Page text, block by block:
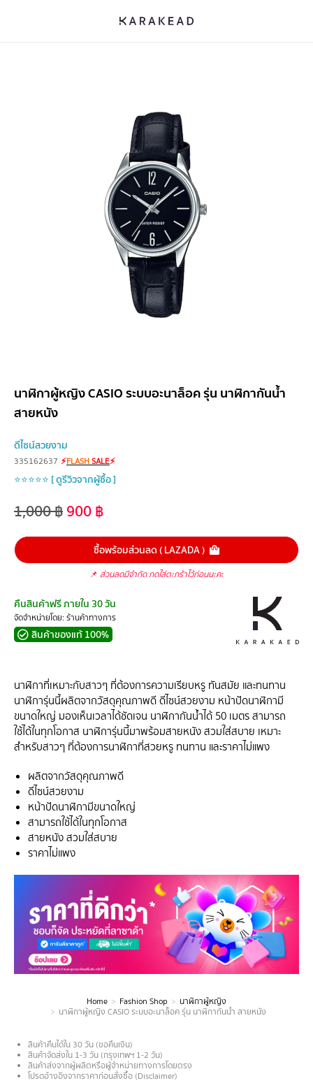
นาฬิกาผู้หญิง CASIO ระบบอะนาล็อค รุ่น นาฬิกากันน้ำ
สายหนัง
ดีไซน์สวยงาม
335162637 ⚡FLASHSALE⚡
⭐⭐⭐⭐⭐ [ ดูรีวิวจากผู้ซื้อ ]
1,000฿900฿
ซื้อพร้อมส่วนลด ( LAZADA )
📌 ส่วนลดมีจำกัด กดใส่ตะกร้าไว้ก่อนนะคะ
คืนสินค้าฟรี ภายใน 30 วัน
จัดจำหน่ายโดย: ร้านค้าทางการ
สินค้าของแท้ 100%
นาฬิกาที่เหมาะกับสาวๆ ที่ต้องการความเรียบหรู ทันสมัย และทนทาน
นาฬิการุ่นนี้ผลิตจากวัสดุคุณภาพดี ดีไซน์สวยงาม หน้าปัดนาฬิกามี
ขนาดใหญ่ มองเห็นเวลาได้ชัดเจน นาฬิกากันน้ำได้ 50 เมตร สามารถ
ใช้ได้ในทุกโอกาส นาฬิการุ่นนี้มาพร้อมสายหนัง สวมใส่สบาย เหมาะ
สำหรับสาวๆ ที่ต้องการนาฬิกาที่สวยหรู ทนทาน และราคาไม่แพง
ผลิตจากวัสดุคุณภาพดี
ดีไซน์สวยงาม
หน้าปัดนาฬิกามีขนาดใหญ่
สามารถใช้ได้ในทุกโอกาส
สายหนัง สวมใส่สบาย
ราคาไม่แพง
Home Fashion Shop
นาฬิกาผู้หญิง
นาฬิกาผู้หญิง CASIO ระบบอะนาล็อค รุ่น นาฬิกากันน้ำ สายหนัง
สินค้าคืนได้ใน 30 วัน (ขอคืนเงิน)
สินค้าจัดส่งใน 1-3 วัน (กรุงเทพฯ 1-2 วัน)
สินค้าส่งจากผู้ผลิตหรือผู้จำหน่ายทางการโดยตรง
โปรดอ้างอิงจากราคาก่อนสั่งซื้อ (Disclaimer)